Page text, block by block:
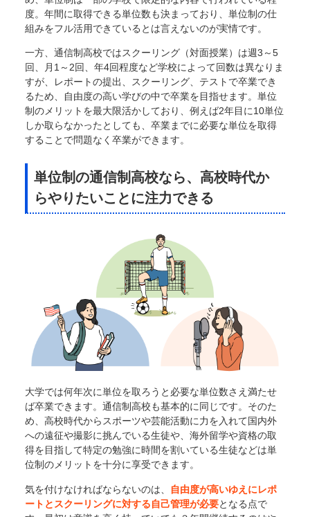
度。年間に取得できる単位数も決まっており、単位制の仕
組みをフル活用できているとは言えないのが実情です。
一方、通信制高校ではスクーリング（対面授業）は週3～5
回、月1～2回、年4回程度など学校によって回数は異なりま
すが、レポートの提出、スクーリング、テストで卒業でき
るため、自由度の高い学びの中で卒業を目指せます。単位
制のメリットを最大限活かしており、例えば2年目に10単位
しか取らなかったとしても、卒業までに必要な単位を取得
することで問題なく卒業ができます。
単位制の通信制高校なら、高校時代か
らやりたいことに注力できる
大学では何年次に単位を取ろうと必要な単位数さえ満たせ
ば卒業できます。通信制高校も基本的に同じです。そのた
め、高校時代からスポーツや芸能活動に力を入れて国内外
への遠征や撮影に挑んでいる生徒や、海外留学や資格の取
得を目指して特定の勉強に時間を割いている生徒などは単
位制のメリットを十分に享受できます。
気を付けなければならないのは、
自由度が高いゆえにレポ
ートとスクーリングに対する自己管理が必要となる点で